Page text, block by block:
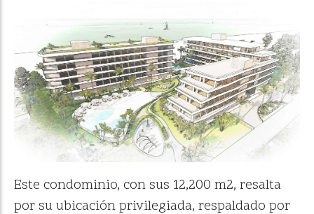
Este condominio, con sus 12,200 m2, resalta
por su ubicación privilegiada, respaldado por